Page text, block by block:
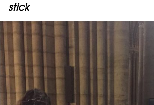
stick